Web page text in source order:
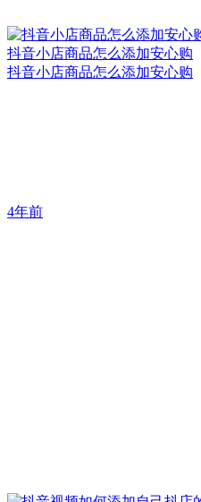
抖音小店商品怎么添加安心购
抖音小店商品怎么添加安心购
4年前